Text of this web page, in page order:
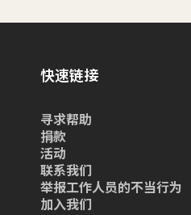
快速链接
寻求帮助
捐款
活动
联系我们
举报工作人员的不当行为
加入我们